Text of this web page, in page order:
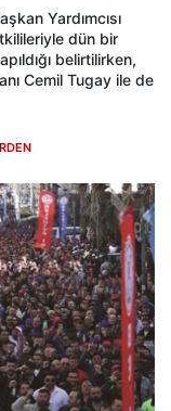
Yardımcısı
dün bir
belirtilirken,
Cemil Tugay ile de